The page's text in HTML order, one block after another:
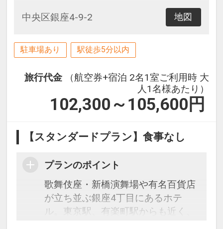
中央区銀座4-9-2 地図
駐車場あり 駅徒歩5分以内
旅行代金
（航空券+宿泊 2名1室ご利用時 大
人1名様あたり）
102,300～105,600 円
【スタンダードプラン】食事なし
プランのポイント
歌舞伎座・新橋演舞場や有名百貨店
が立ち並ぶ銀座4丁目にあるホテ
ル。東京駅、有楽町駅からも近く、